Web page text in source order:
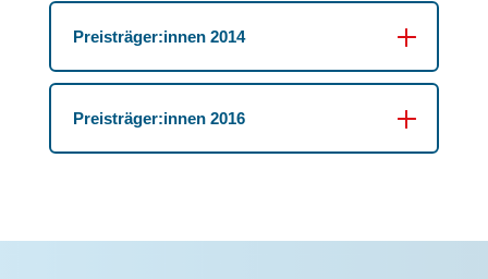
Preisträger:innen 2014
Preisträger:innen 2016